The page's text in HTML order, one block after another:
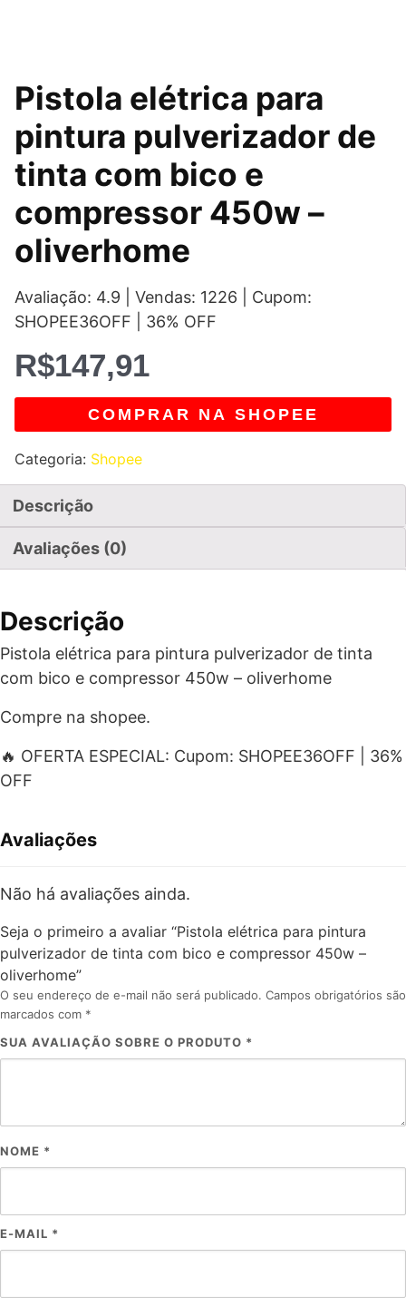
Pistola elétrica para
pintura pulverizador de
tinta com bico e
compressor 450w –
oliverhome
Avaliação: 4.9 | Vendas: 1226 | Cupom:
SHOPEE36OFF | 36% OFF
R$147,91
COMPRAR NA SHOPEE
Categoria: Shopee
Descrição
Avaliações (0)
Descrição
Pistola elétrica para pintura pulverizador de tinta
com bico e compressor 450w – oliverhome
Compre na shopee.
🔥 OFERTA ESPECIAL: Cupom: SHOPEE36OFF | 36%
OFF
Avaliações
Não há avaliações ainda.
Seja o primeiro a avaliar “Pistola elétrica para pintura
pulverizador de tinta com bico e compressor 450w –
oliverhome”
O seu endereço de e-mail não será publicado. Campos obrigatórios são
marcados com *
SUA AVALIAÇÃO SOBRE O PRODUTO *
NOME *
E-MAIL *